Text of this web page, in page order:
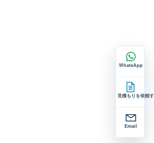
WhatsApp
見積もりを依頼
Email